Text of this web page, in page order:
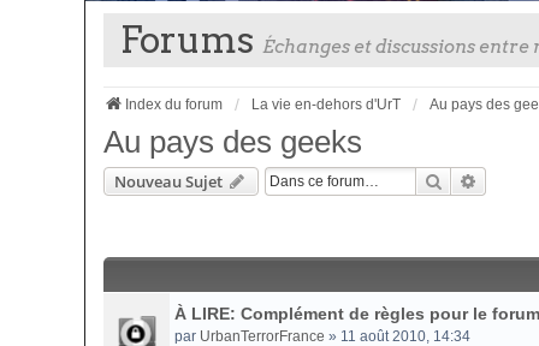
Statistiques globales et en temps réel de la
Terror !
Envie de
Forums Échanges et discussions
Index du forum La vie en-dehors d'UrT Au pays des
Au pays des geeks
Nouveau Sujet Rechercher
À LIRE: Complément de règles pour le
par UrbanTerrorFrance » 11 août 2010, 14:34